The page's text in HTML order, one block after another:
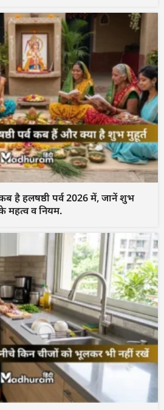
है हलषष्ठी पर्व 2026 में, जानें शुभ
महत्व व नियम.